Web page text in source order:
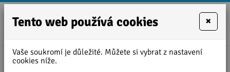
950
Úvodní stránka
Tento web používá cookies ×
Vaše soukromí je důležité. Můžete si vybrat z nastavení
cookies níže.